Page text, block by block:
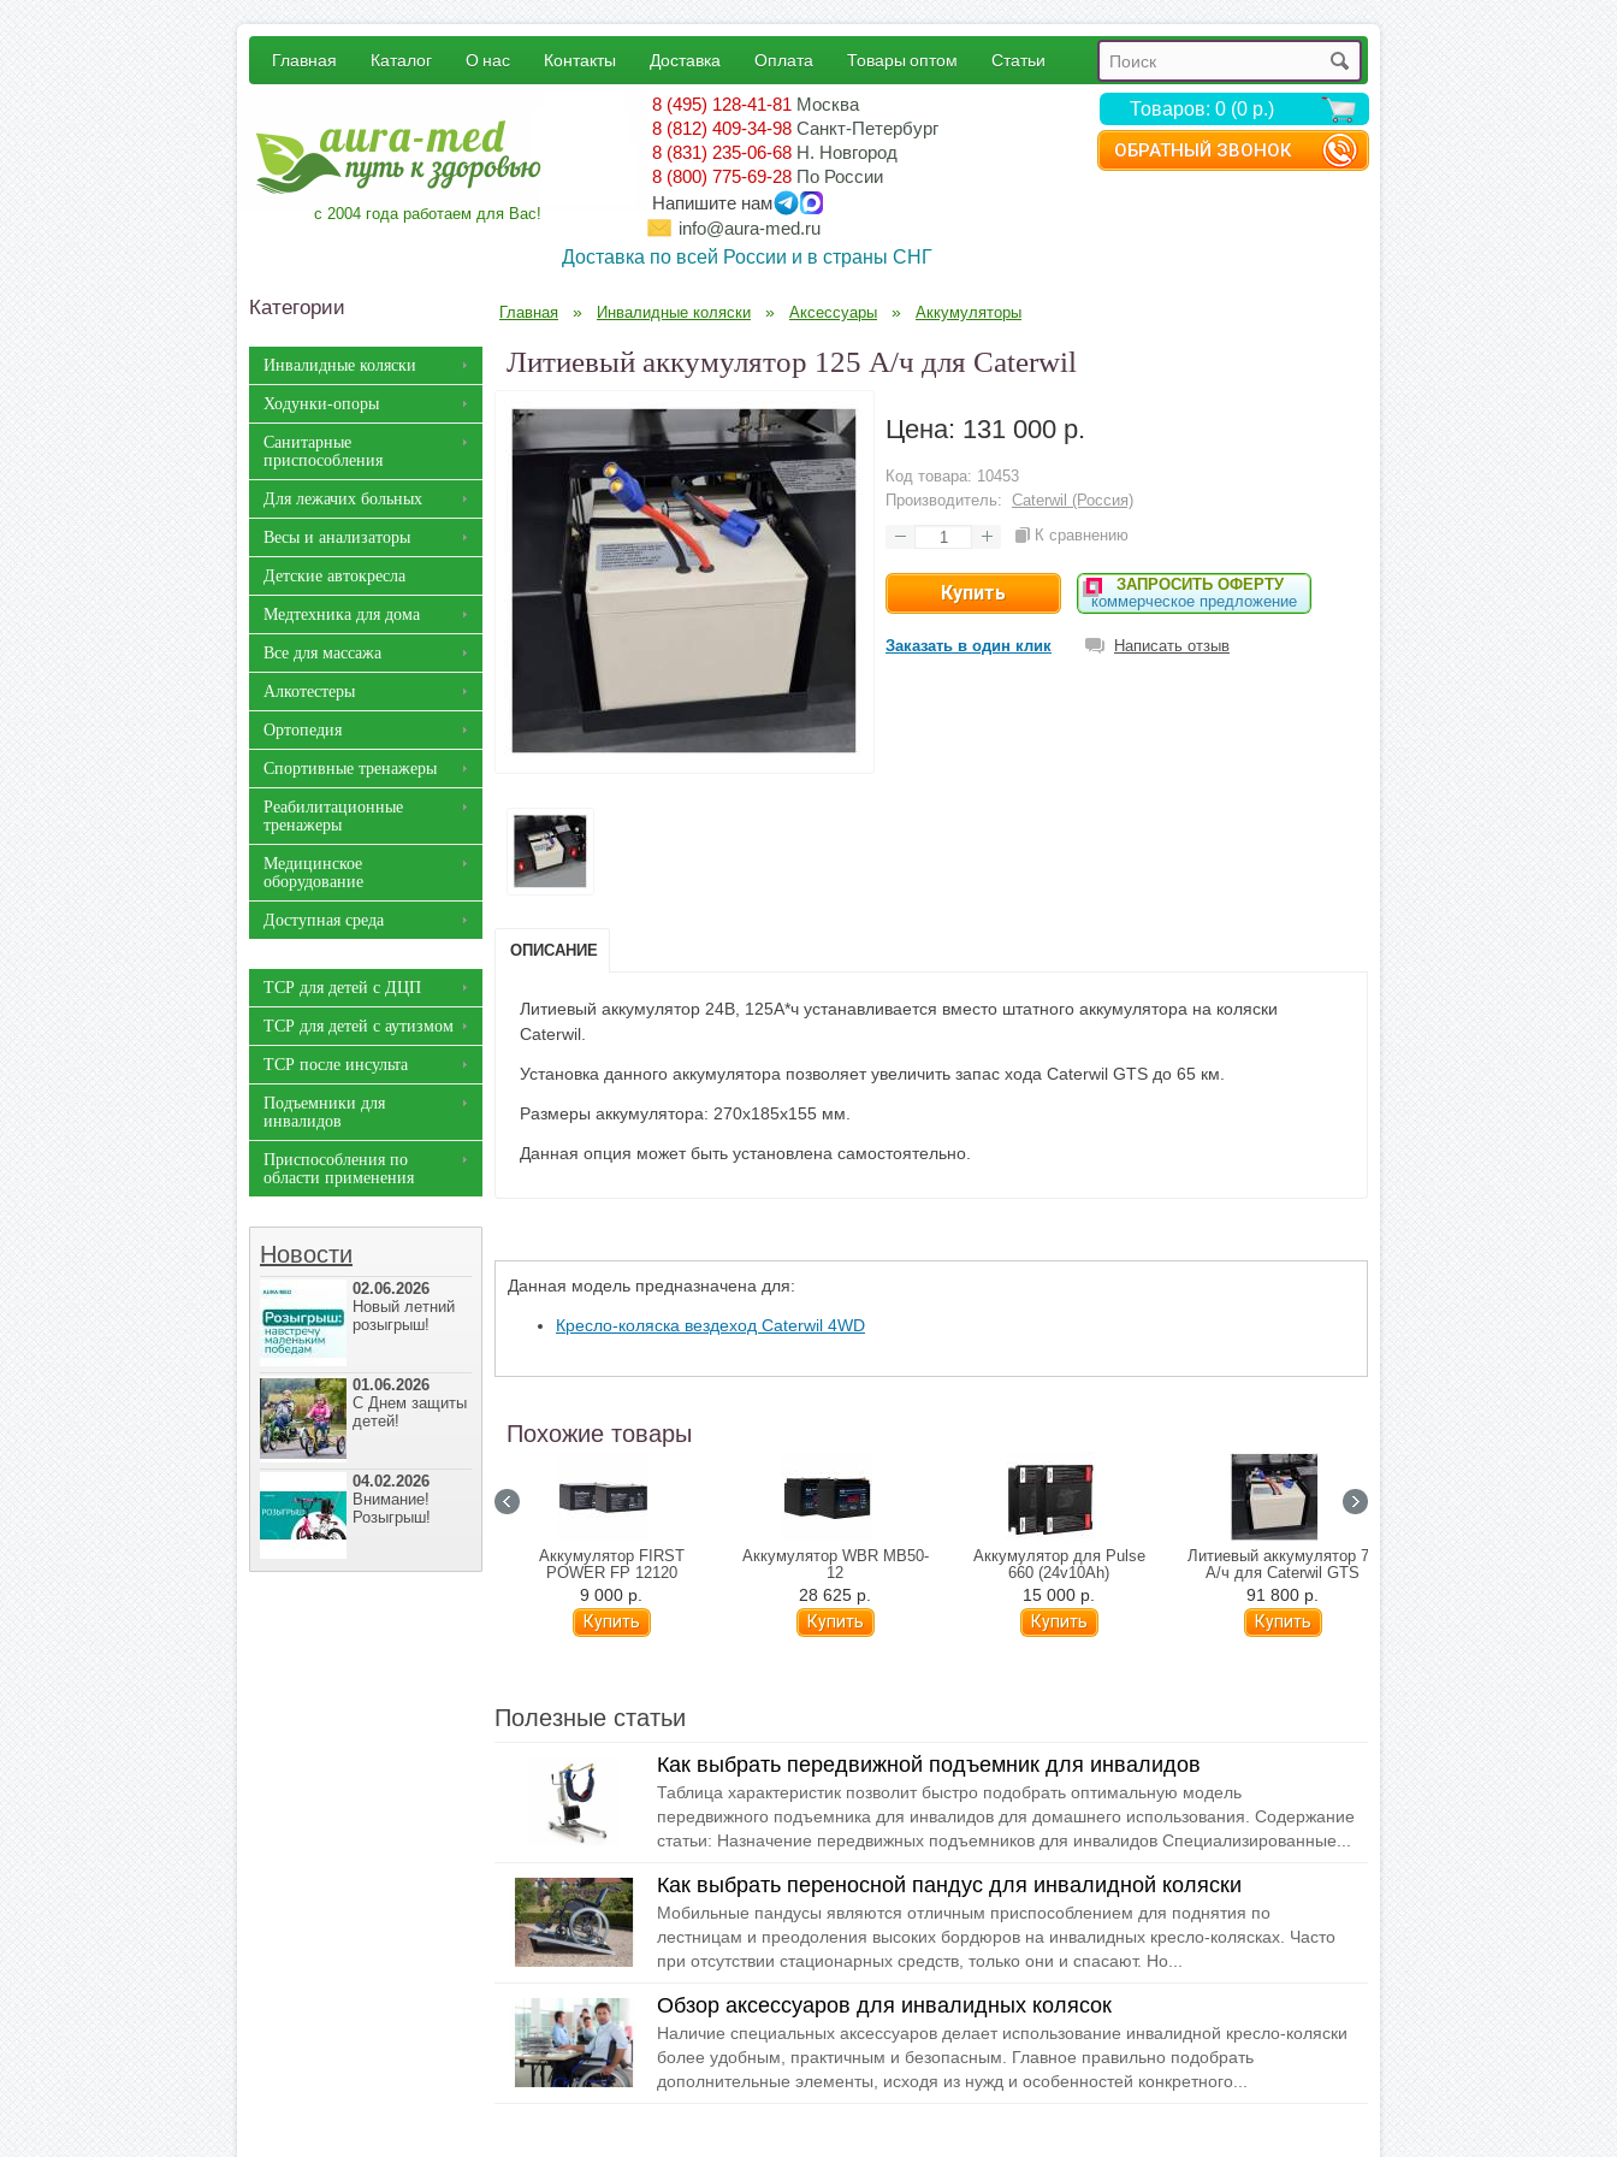
ОБРАТНЫЙ ЗВОНОК
Главная Каталог О нас Контакты Доставка Оплата Товары оптом Статьи
с 2004 года работаем для Вас!
8 (495) 128-41-81 Москва
8 (812) 409-34-98 Санкт-Петербург
8 (831) 235-06-68 Н. Новгород
8 (800) 775-69-28 По России
Напишите нам
info@aura-med.ru
Доставка по всей России и в страны СНГ
Товаров: 0 (0 р.)
Категории
Инвалидные коляски
Ходунки-опоры
Санитарные
приспособления
Для лежачих больных
Весы и анализаторы
Детские автокресла
Медтехника для дома
Все для массажа
Алкотестеры
Ортопедия
Спортивные тренажеры
Реабилитационные
тренажеры
Медицинское
оборудование
Доступная среда
ТСР для детей с ДЦП
ТСР для детей с аутизмом
ТСР после инсульта
Подъемники для
инвалидов
Приспособления по
области применения
Новости
02.06.2026
Новый летний
розыгрыш!
01.06.2026
С Днем защиты
детей!
04.02.2026
Внимание!
Розыгрыш!
Главная » Инвалидные коляски » Аксессуары » Аккумуляторы
Литиевый аккумулятор 125 А/ч для Caterwil
Цена: 131 000 р.
Код товара: 10453
Производитель: Caterwil (Россия)
К сравнению
ЗАПРОСИТЬ ОФЕРТУ
коммерческое предложение
Заказать в один клик Написать отзыв
ОПИСАНИЕ
Литиевый аккумулятор 24В, 125А*ч устанавливается вместо штатного аккумулятора на коляски
Caterwil.
Установка данного аккумулятора позволяет увеличить запас хода Caterwil GTS до 65 км.
Размеры аккумулятора: 270х185х155 мм.
Данная опция может быть установлена самостоятельно.
Данная модель предназначена для:
Кресло-коляска вездеход Caterwil 4WD
Похожие товары
аккумуляторов с внешним
(12v/36Ah)
Аккумулятор FIRST
POWER FP 12120
9 000 р.
Аккумулятор WBR MB50-
12
28 625 р.
Аккумулятор для Pulse
660 (24v10Ah)
15 000 р.
Литиевый аккумулятор 75
А/ч для Caterwil GTS
91 800 р.
Полезные статьи
Как выбрать передвижной подъемник для инвалидов
Таблица характеристик позволит быстро подобрать оптимальную модель
передвижного подъемника для инвалидов для домашнего использования. Содержание
статьи: Назначение передвижных подъемников для инвалидов Специализированные...
Как выбрать переносной пандус для инвалидной коляски
Мобильные пандусы являются отличным приспособлением для поднятия по
лестницам и преодоления высоких бордюров на инвалидных кресло-колясках. Часто
при отсутствии стационарных средств, только они и спасают. Но...
Обзор аксессуаров для инвалидных колясок
Наличие специальных аксессуаров делает использование инвалидной кресло-коляски
более удобным, практичным и безопасным. Главное правильно подобрать
дополнительные элементы, исходя из нужд и особенностей конкретного...